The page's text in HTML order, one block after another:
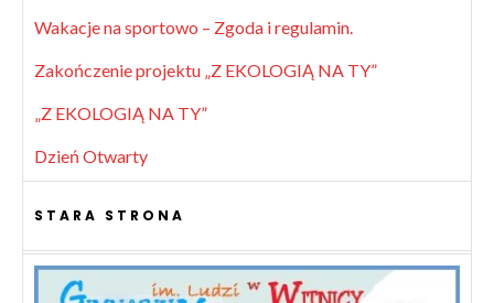
Wakacje na sportowo – Zgoda i regulamin.
Zakończenie projektu „Z EKOLOGIĄ NA TY”
„Z EKOLOGIĄ NA TY”
Dzień Otwarty
STARA STRONA